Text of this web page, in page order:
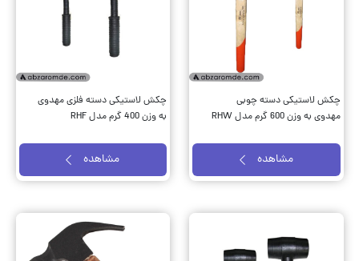
چکش لاستیکی دسته چوبی
مهدوی به وزن 600 گرم مدل RHW
مشاهده
چکش لاستیکی دسته فلزی مهدوی
به وزن 400 گرم مدل RHF
مشاهده